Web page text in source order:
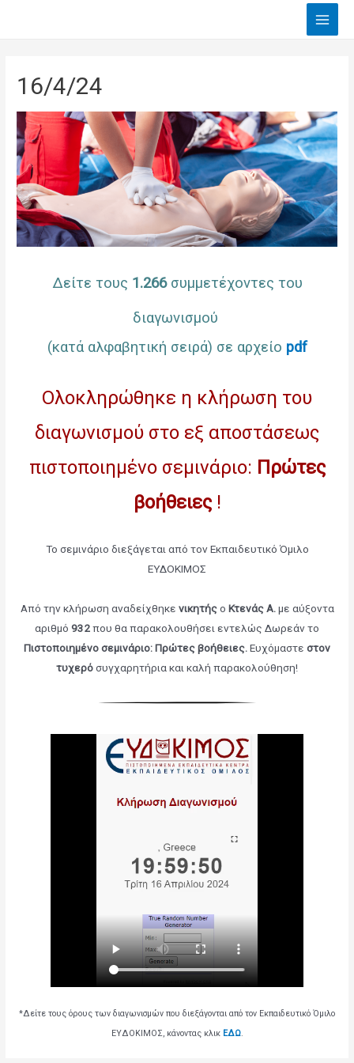
Main
16/4/24
Δείτε τους 1.266συμμετέχοντες του
διαγωνισμού
(κατά αλφαβητική σειρά) σε αρχείο pdf
Ολοκληρώθηκε η κλήρωση του
διαγωνισμού στο εξ αποστάσεως
πιστοποιημένο σεμινάριο: Πρώτες
βοήθειες !
Το σεμινάριο διεξάγεται από τον Εκπαιδευτικό Όμιλο
ΕΥΔΟΚΙΜΟΣ
Από την κλήρωση αναδείχθηκε νικητήςο Κτενάς Α. με αύξοντα
αριθμό 932που θα παρακολουθήσει εντελώς Δωρεάν το
Πιστοποιημένο σεμινάριο: Πρώτες βοήθειες.Ευχόμαστε στον
τυχερόσυγχαρητήρια και καλή παρακολούθηση!
*Δείτε τους όρους των διαγωνισμών που διεξάγονται από τον Εκπαιδευτικό Όμιλο
ΕΥΔΟΚΙΜΟΣ, κάνοντας κλικ ΕΔΩ.